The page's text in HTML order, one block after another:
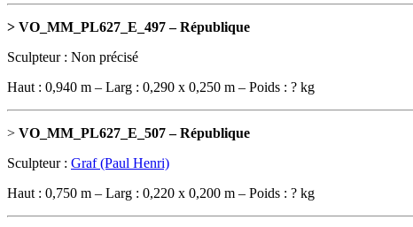
> VO_MM_PL627_E_497 – République
Sculpteur : Non précisé
Haut : 0,940 m – Larg : 0,290 x 0,250 m – Poids : ? kg
> VO_MM_PL627_E_507 – République
Sculpteur : Graf (Paul Henri)
Haut : 0,750 m – Larg : 0,220 x 0,200 m – Poids : ? kg